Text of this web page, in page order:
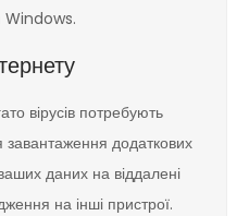
Windows.
вірусів потребують
завантаження додаткових
даних на віддалені
на інші пристрої.